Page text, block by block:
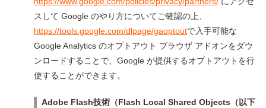
スして Google のやり方についてご確認の上、
https://tools.google.com/dlpage/gaoptoutで入手可能な
Google Analytics のオプトアウト ブラウザ アドオンをダウ
ンロードすることで、Google が提供するオプトアウトを行
使することができます。
Adobe Flash技術（Flash Local Shared Objects（以下